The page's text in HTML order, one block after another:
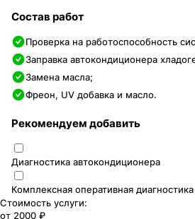
Состав работ
Проверка на работоспособность
Заправка автокондиционера
Замена масла;
Фреон, UV добавка и масло.
Рекомендуем добавить
Диагностика автокондиционера
Комплексная оперативная
Стоимость услуги:
от 2000 ₽